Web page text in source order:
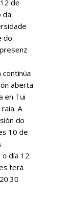
de
da
do
aberta
en Tui
A
do
10 de
día 12
terá